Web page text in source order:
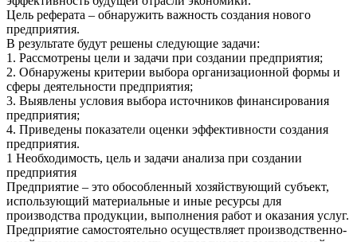
Цель реферата – обнаружить важность создания нового
предприятия.
В результате будут решены следующие задачи:
1. Рассмотрены цели и задачи при создании предприятия;
2. Обнаружены критерии выбора организационной формы и
сферы деятельности предприятия;
3. Выявлены условия выбора источников финансирования
предприятия;
4. Приведены показатели оценки эффективности создания
предприятия.
1 Необходимость, цель и задачи анализа при создании
предприятия
Предприятие – это обособленный хозяйствующий субъект,
использующий материальные и иные ресурсы для
производства продукции, выполнения работ и оказания услуг.
Предприятие самостоятельно осуществляет производственно-